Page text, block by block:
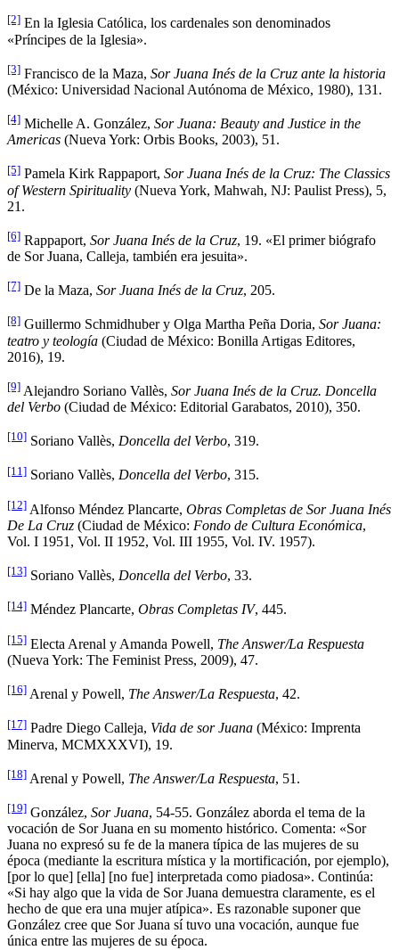
[2] En la Iglesia Católica, los cardenales son denominados
«Príncipes de la Iglesia».
[3] Francisco de la Maza, Sor Juana Inés de la Cruz ante la historia
(México: Universidad Nacional Autónoma de México, 1980), 131.
[4] Michelle A. González, Sor Juana: Beauty and Justice in the
Americas (Nueva York: Orbis Books, 2003), 51.
[5] Pamela Kirk Rappaport, Sor Juana Inés de la Cruz: The Classics
of Western Spirituality (Nueva York, Mahwah, NJ: Paulist Press), 5,
21.
[6] Rappaport, Sor Juana Inés de la Cruz, 19. «El primer biógrafo
de Sor Juana, Calleja, también era jesuita».
[7] De la Maza, Sor Juana Inés de la Cruz, 205.
[8] Guillermo Schmidhuber y Olga Martha Peña Doria, Sor Juana:
teatro y teología (Ciudad de México: Bonilla Artigas Editores,
2016), 19.
[9] Alejandro Soriano Vallès, Sor Juana Inés de la Cruz. Doncella
del Verbo (Ciudad de México: Editorial Garabatos, 2010), 350.
[10] Soriano Vallès, Doncella del Verbo, 319.
[11] Soriano Vallès, Doncella del Verbo, 315.
[12] Alfonso Méndez Plancarte, Obras Completas de Sor Juana Inés
De La Cruz (Ciudad de México: Fondo de Cultura Económica,
Vol. I 1951, Vol. II 1952, Vol. III 1955, Vol. IV. 1957).
[13] Soriano Vallès, Doncella del Verbo, 33.
[14] Méndez Plancarte, Obras Completas IV, 445.
[15] Electa Arenal y Amanda Powell, The Answer/La Respuesta
(Nueva York: The Feminist Press, 2009), 47.
[16] Arenal y Powell, The Answer/La Respuesta, 42.
[17] Padre Diego Calleja, Vida de sor Juana (México: Imprenta
Minerva, MCMXXXVI), 19.
[18] Arenal y Powell, The Answer/La Respuesta, 51.
[19] González, Sor Juana, 54-55. González aborda el tema de la
vocación de Sor Juana en su momento histórico. Comenta: «Sor
Juana no expresó su fe de la manera típica de las mujeres de su
época (mediante la escritura mística y la mortificación, por ejemplo),
[por lo que] [ella] [no fue] interpretada como piadosa». Continúa:
«Si hay algo que la vida de Sor Juana demuestra claramente, es el
hecho de que era una mujer atípica». Es razonable suponer que
González cree que Sor Juana sí tuvo una vocación, aunque fue
única entre las mujeres de su época.